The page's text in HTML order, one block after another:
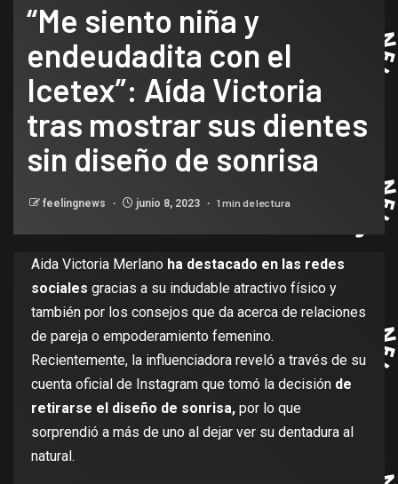
“Me siento niña y
endeudadita con el
Icetex”: Aída Victoria
tras mostrar sus dientes
sin diseño de sonrisa
feelingnews junio 8, 2023 1 min de lectura
Aida Victoria Merlano ha destacado en las redes
sociales gracias a su indudable atractivo físico y
también por los consejos que da acerca de relaciones
de pareja o empoderamiento femenino.
Recientemente, la influenciadora reveló a través de su
cuenta oficial de Instagram que tomó la decisión de
retirarse el diseño de sonrisa, por lo que
sorprendió a más de uno al dejar ver su dentadura al
natural.